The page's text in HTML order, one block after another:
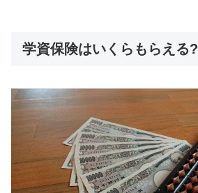
学資保険はいくらもらえる?